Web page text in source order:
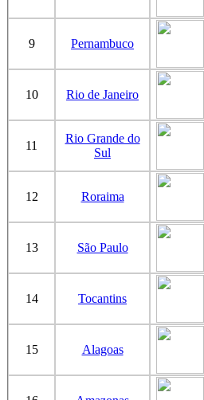
9 Pernambuco
10 Rio de Janeiro
11
Rio Grande do
Sul
12 Roraima
13 São Paulo
14 Tocantins
15 Alagoas